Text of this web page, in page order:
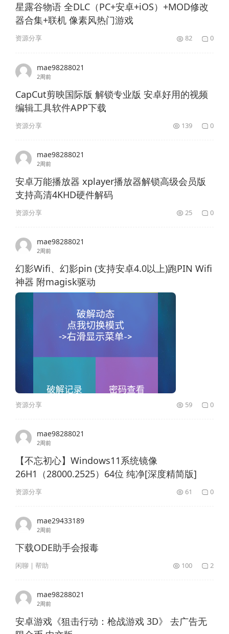
星露谷物语 全DLC（PC+安卓+iOS）+MOD修改
器合集+联机 像素风热门游戏
资源分享 82 0
mae98288021
2周前
CapCut剪映国际版 解锁专业版 安卓好用的视频
编辑工具软件APP下载
资源分享 139 0
mae98288021
2周前
安卓万能播放器 xplayer播放器解锁高级会员版
支持高清4KHD硬件解码
资源分享 25 0
mae98288021
2周前
幻影Wifi、幻影pin (支持安卓4.0以上)跑PIN Wifi
神器 附magisk驱动
资源分享 59 0
mae98288021
2周前
【不忘初心】Windows11系统镜像
26H1（28000.2525）64位 纯净[深度精简版]
资源分享 61 0
mae29433189
2周前
下载ODE助手会报毒
闲聊 | 帮助 100 2
mae98288021
2周前
安卓游戏《狙击行动：枪战游戏 3D》 去广告无